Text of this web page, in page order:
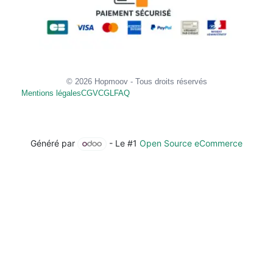
© 2026 Hopmoov - Tous droits réservés
Mentions légalesCGVCGL FAQ
Généré par - Le #1Open Source eCommerce